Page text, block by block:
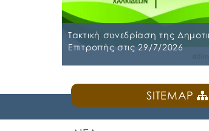
Τακτική συνεδρίαση της
Επιτροπής στις 29/7/2026
Τακτική συνεδρίαση της
θα διεξαχθεί στο Δημοτικό
των οδών Ληλαντίων και
SITEMAP